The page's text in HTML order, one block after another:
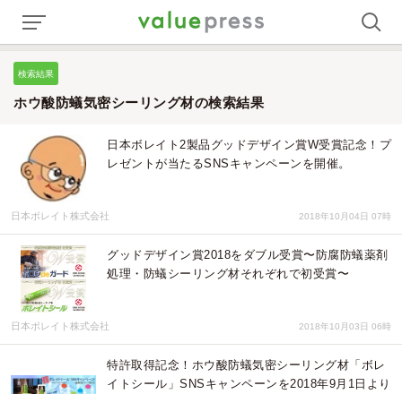
検索結果
ホウ酸防蟻気密シーリング材の検索結果
日本ボレイト2製品グッドデザイン賞W受賞記念！プ
レゼントが当たるSNSキャンペーンを開催。
日本ボレイト株式会社 2018年10月04日 07時
グッドデザイン賞2018をダブル受賞〜防腐防蟻薬剤
処理・防蟻シーリング材それぞれで初受賞〜
日本ボレイト株式会社 2018年10月03日 06時
特許取得記念！ホウ酸防蟻気密シーリング材「ボレ
イトシール」SNSキャンペーンを2018年9月1日より